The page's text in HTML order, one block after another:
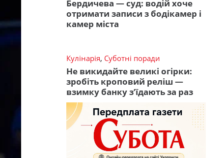
Бердичева — суд: водій хоче
отримати записи з бодікамер і
камер міста
Кулінарія, Суботні поради
Не викидайте великі огірки:
зробіть кроповий реліш —
взимку банку з’їдають за раз